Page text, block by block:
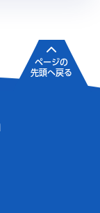
ページの
先頭へ戻る